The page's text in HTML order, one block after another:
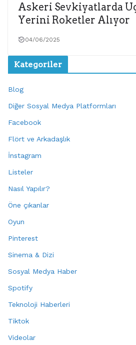
Askeri Sevkiyatlarda
Yerini Roketler Alıyor
04/06/2025
Kategoriler
Blog
Diğer Sosyal Medya Platformları
Facebook
Flört ve Arkadaşlık
İnstagram
Listeler
Nasıl Yapılır?
Öne çıkanlar
Oyun
Pinterest
Sinema & Dizi
Sosyal Medya Haber
Spotify
Teknoloji Haberleri
Tiktok
Videolar